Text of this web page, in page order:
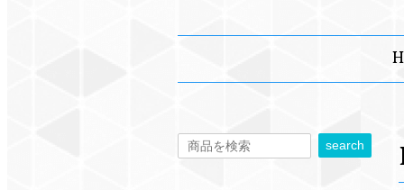
search